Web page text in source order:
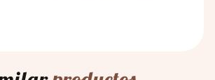
embotella y se despacha.